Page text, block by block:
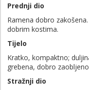
Prednji dio
Ramena dobro
dobrim kostima.
Tijelo
Kratko, kompaktno;
grebena, dobro
Stražnji dio